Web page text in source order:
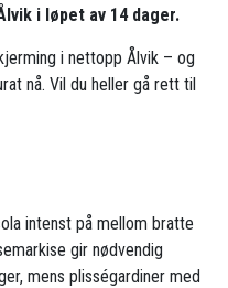
i løpet av 14 dager.
i nettopp Ålvik – og
nå. Vil du heller gå rett til
intenst på mellom bratte
gir nødvendig
mens plisségardiner med